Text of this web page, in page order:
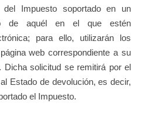
del Impuesto soportado en un
de aquél en el que estén
para ello, utilizarán los
web correspondiente a su
Dicha solicitud se remitirá por el
Estado de devolución, es decir,
el Impuesto.